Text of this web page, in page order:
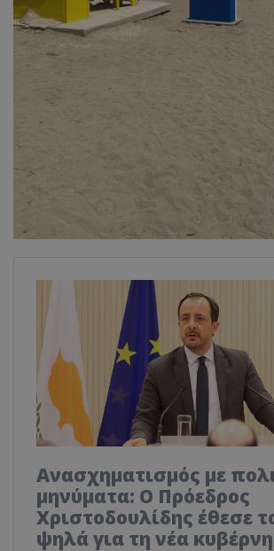
Ανασχηματισμός με
μηνύματα: Ο Πρόεδρος
Χριστοδουλίδης έθεσε
ψηλά για τη νέα